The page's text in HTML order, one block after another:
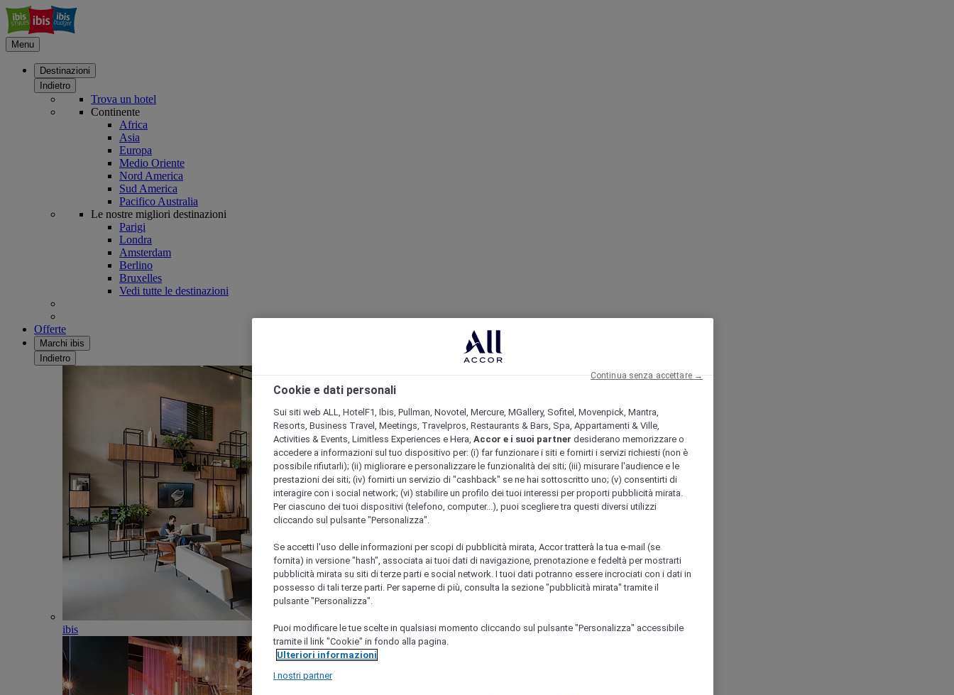
Menu
Destinazioni
Indietro
Trova un hotel
Continente
Africa
Asia
Europa
Medio Oriente
Nord America
Sud America
Pacifico Australia
Le nostre migliori destinazioni
Parigi
Londra
Amsterdam
Berlino
Bruxelles
Vedi tutte le destinazioni
Offerte
Marchi ibis
Indietro
ibis
Cookie e dati personali
Sui siti web ALL, HotelF1, Ibis, Pullman, Novotel, Mercure, MGallery, Sofitel, Movenpick, Mantra,
Resorts, Business Travel, Meetings, Travelpros, Restaurants & Bars, Spa, Appartamenti & Ville,
Activities & Events, Limitless Experiences e Hera, Accor e i suoi partner desiderano memorizzare o
accedere a informazioni sul tuo dispositivo per: (i) far funzionare i siti e fornirti i servizi richiesti (non è
possibile rifiutarli); (ii) migliorare e personalizzare le funzionalità dei siti; (iii) misurare l'audience e le
prestazioni dei siti; (iv) fornirti un servizio di "cashback" se ne hai sottoscritto uno; (v) consentirti di
interagire con i social network; (vi) stabilire un profilo dei tuoi interessi per proporti pubblicità mirata.
Per ciascuno dei tuoi dispositivi (telefono, computer...), puoi scegliere tra questi diversi utilizzi
cliccando sul pulsante "Personalizza".
Se accetti l'uso delle informazioni per scopi di pubblicità mirata, Accor tratterà la tua e-mail (se
fornita) in versione "hash", associata ai tuoi dati di navigazione, prenotazione e fedeltà per mostrarti
pubblicità mirata su siti di terze parti e social network. I tuoi dati potranno essere incrociati con i dati in
possesso di tali terze parti. Per saperne di più, consulta la sezione "pubblicità mirata" tramite il
pulsante "Personalizza".
Puoi modificare le tue scelte in qualsiasi momento cliccando sul pulsante "Personalizza" accessibile
tramite il link "Cookie" in fondo alla pagina.
Ulteriori informazioni
I nostri partner
Continua senza accettare →